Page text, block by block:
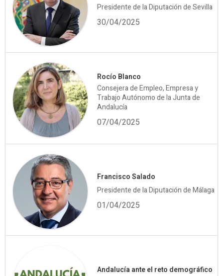
Presidente de la Diputación de Sevilla
30/04/2025
Rocío Blanco
Consejera de Empleo, Empresa y
Trabajo Autónomo de la Junta de
Andalucía
07/04/2025
Francisco Salado
Presidente de la Diputación de Málaga
01/04/2025
Andalucía ante el reto demográfico